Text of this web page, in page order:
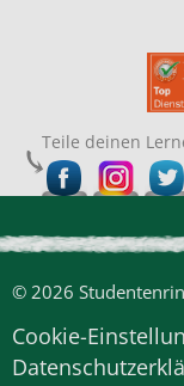
Teile deinen
© 2026
Cookie-